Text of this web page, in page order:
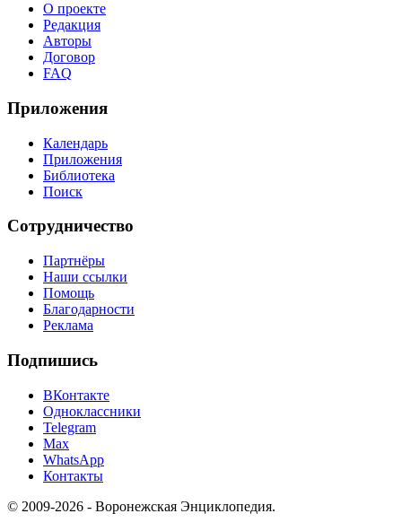
О проекте
Редакция
Авторы
Договор
FAQ
Приложения
Календарь
Приложения
Библиотека
Поиск
Сотрудничество
Партнёры
Наши ссылки
Помощь
Благодарности
Реклама
Подпишись
ВКонтакте
Одноклассники
Telegram
Max
WhatsApp
Контакты
© 2009-2026 - Воронежская Энциклопедия.